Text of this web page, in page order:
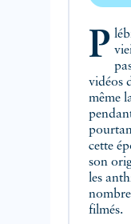
Plébiscitées sur Internet, les vidéos de feu de cheminée remontent à une
vidéos
même
cette
son
les
filmés.